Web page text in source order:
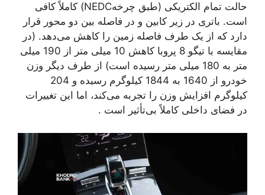
حالت تمام الکتریکی (طبق چرخهNEDC) کاملاً کافی
است. باتری در زیر کابین و در فاصله بین دو محور قرار
دارد که از یک طرف فاصله زمین را کاهش می‌دهد. (در
مقایسه با تیگو 8 پروبا کاهش 10 میلی متر از 190 میلی
متر به 180 میلی متر رسیده است) از طرف دیگر وزن
خودرو از 1640 به 1844 کیلوگرم رسیده و 204
کیلوگرم افزایش وزن را تجربه می‌کند، اما این تغییرات
در فضای داخلی کاملاً بی‌تأثیر است .